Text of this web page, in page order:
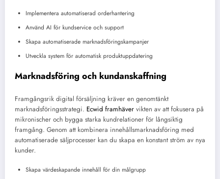
Implementera automatiserad orderhantering
Använd AI för kundservice och support
Skapa automatiserade marknadsföringskampanjer
Utveckla system för automatisk produktuppdatering
Marknadsföring och kundanskaffning
Framgångsrik digital försäljning kräver en genomtänkt
marknadsföringsstrategi. Ecwid framhäver vikten av att fokusera på
mikronischer och bygga starka kundrelationer för långsiktig
framgång. Genom att kombinera innehållsmarknadsföring med
automatiserade säljprocesser kan du skapa en konstant ström av nya
kunder.
Skapa värdeskapande innehåll för din målgrupp